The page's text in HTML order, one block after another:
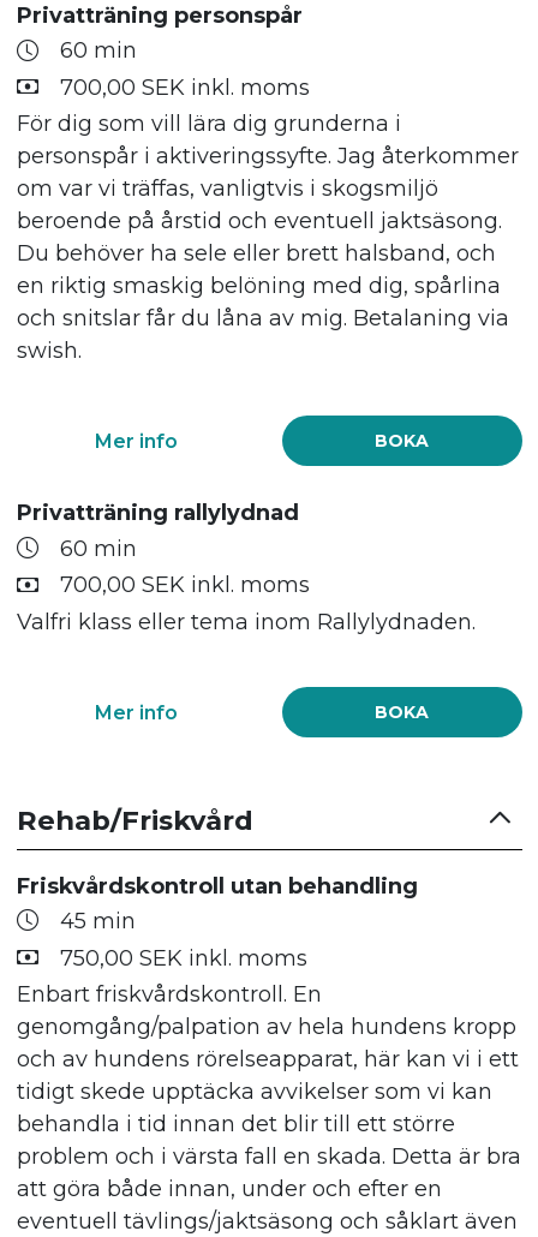
Privatträning personspår
60 min
700,00 SEK inkl. moms
För dig som vill lära dig grunderna i
personspår i aktiveringssyfte. Jag återkommer
om var vi träffas, vanligtvis i skogsmiljö
beroende på årstid och eventuell jaktsäsong.
Du behöver ha sele eller brett halsband, och
en riktig smaskig belöning med dig, spårlina
och snitslar får du låna av mig. Betalaning via
swish.
BOKA
Mer info
Privatträning rallylydnad
60 min
700,00 SEK inkl. moms
Valfri klass eller tema inom Rallylydnaden.
BOKA
Mer info
Rehab/Friskvård
Friskvårdskontroll utan behandling
45 min
750,00 SEK inkl. moms
Enbart friskvårdskontroll. En
genomgång/palpation av hela hundens kropp
och av hundens rörelseapparat, här kan vi i ett
tidigt skede upptäcka avvikelser som vi kan
behandla i tid innan det blir till ett större
problem och i värsta fall en skada. Detta är bra
att göra både innan, under och efter en
eventuell tävlings/jaktsäsong och såklart även